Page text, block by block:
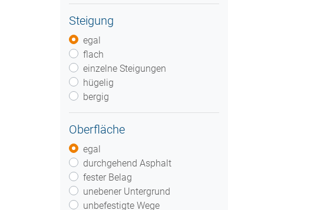
Steigung
egal
flach
einzelne Steigungen
hügelig
bergig
Oberfläche
egal
durchgehend Asphalt
fester Belag
unebener Untergrund
unbefestigte Wege